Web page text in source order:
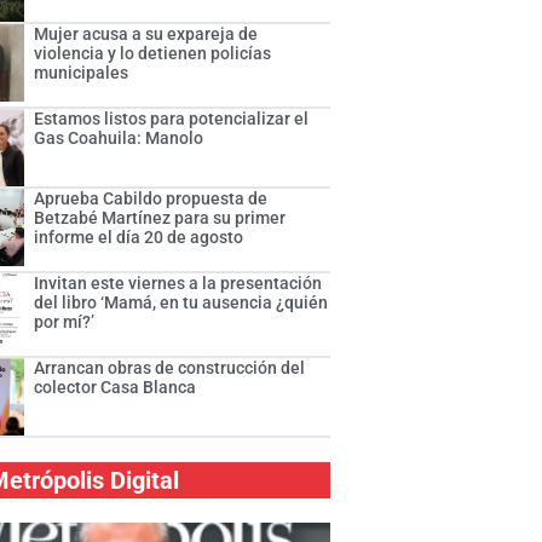
Mujer acusa a su expareja de
violencia y lo detienen policías
municipales
Estamos listos para potencializar el
Gas Coahuila: Manolo
Aprueba Cabildo propuesta de
Betzabé Martínez para su primer
informe el día 20 de agosto
Invitan este viernes a la presentación
del libro ‘Mamá, en tu ausencia ¿quién
por mí?’
Arrancan obras de construcción del
colector Casa Blanca
Digital